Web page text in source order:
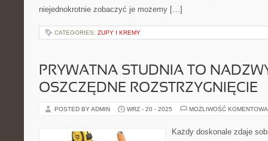
niejednokrotnie zobaczyć je możemy […]
CATEGORIES: ZUPY I KREMY
PRYWATNA STUDNIA TO
OSZCZĘDNE ROZSTRZYGNIĘCIE
POSTED BY ADMIN WRZ - 20 - 2025 MOŻLIWOŚĆ
Każdy doskonale zdaje